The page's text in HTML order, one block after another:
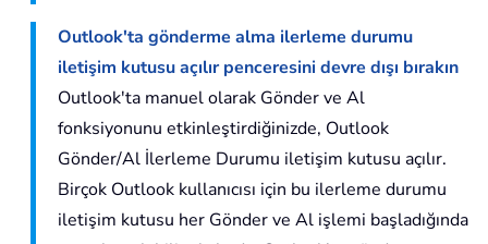
Outlook'ta gönderme alma ilerleme durumu
iletişim kutusu açılır penceresini devre dışı bırakın
Outlook'ta manuel olarak Gönder ve Al
fonksiyonunu etkinleştirdiğinizde, Outlook
Gönder/Al İlerleme Durumu iletişim kutusu açılır.
Birçok Outlook kullanıcısı için bu ilerleme durumu
iletişim kutusu her Gönder ve Al işlemi başladığında